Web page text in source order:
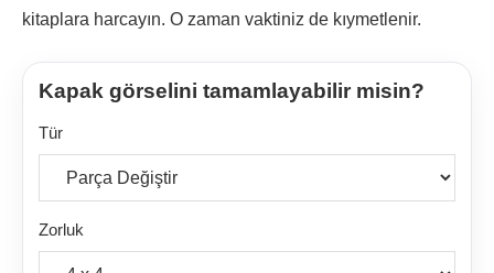
kitaplara harcayın. O zaman vaktiniz de kıymetlenir.
Kapak görselini tamamlayabilir misin?
Tür
Zorluk